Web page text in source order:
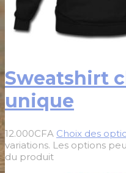
Sweatshirt
unique
12.000CFA Choix des
variations. Les options
du produit